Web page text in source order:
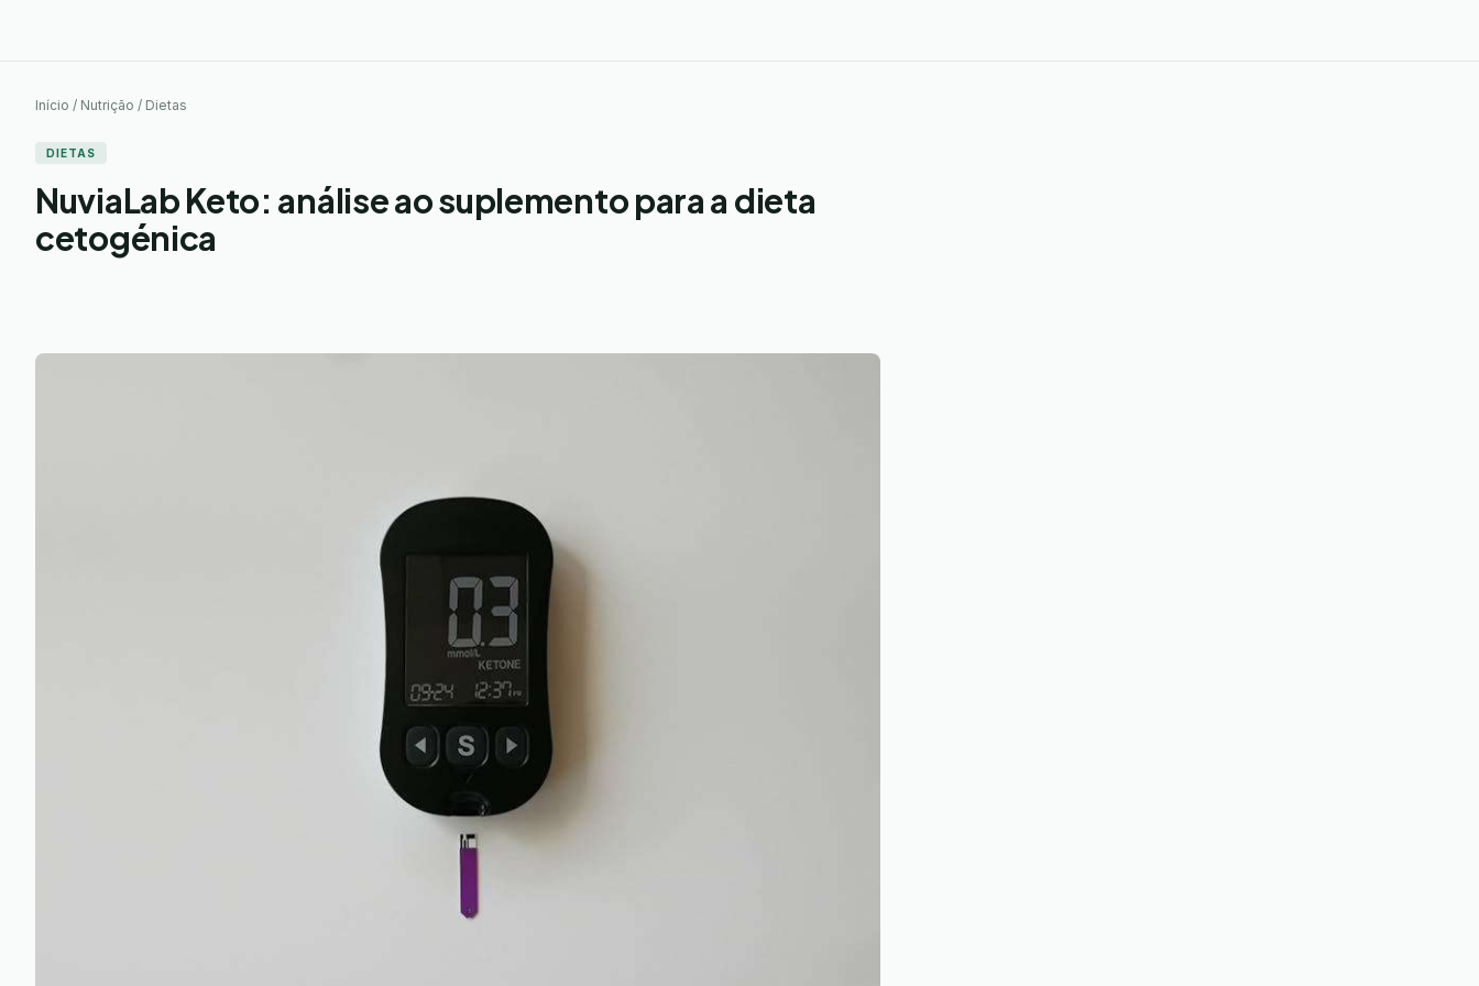
Início / Nutrição / Dietas
DIETAS
NuviaLab Keto: análise ao suplemento para a dieta
cetogénica